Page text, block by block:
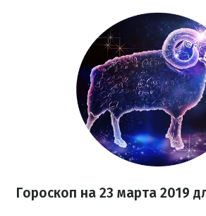
Гороскоп на 23 марта 2019